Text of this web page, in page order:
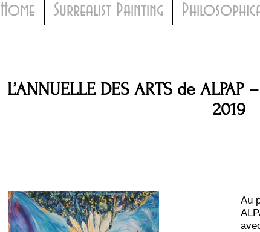
Home Surrealist Painting
L’ANNUELLE DES ARTS de
2019
Au